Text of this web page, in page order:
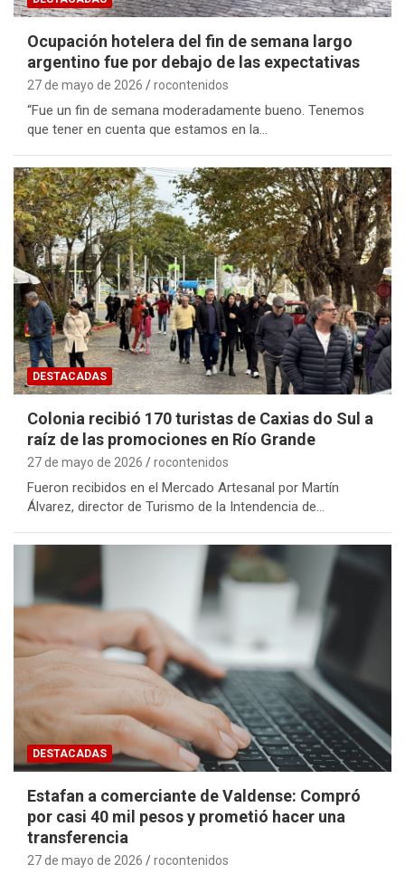
Ocupación hotelera del fin de semana largo
argentino fue por debajo de las expectativas
27 de mayo de 2026 rocontenidos
“Fue un fin de semana moderadamente bueno. Tenemos
que tener en cuenta que estamos en la…
DESTACADAS
Colonia recibió 170 turistas de Caxias do Sul a
raíz de las promociones en Río Grande
27 de mayo de 2026 rocontenidos
Fueron recibidos en el Mercado Artesanal por Martín
Álvarez, director de Turismo de la Intendencia de…
DESTACADAS
Estafan a comerciante de Valdense: Compró
por casi 40 mil pesos y prometió hacer una
transferencia
27 de mayo de 2026 rocontenidos